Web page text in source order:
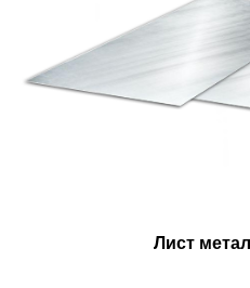
Лист